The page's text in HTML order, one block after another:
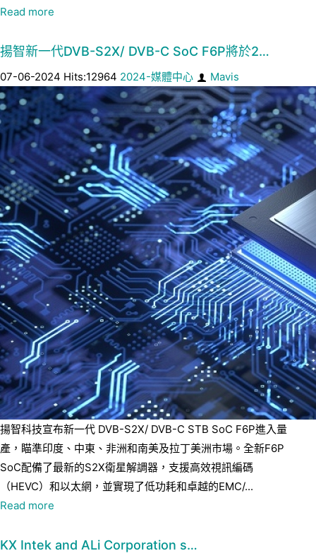
Read more
揚智新一代DVB-S2X/ DVB-C SoC F6P將於2…
07-06-2024 Hits:12964 2024-媒體中心 Mavis
揚智科技宣布新一代 DVB-S2X/ DVB-C STB SoC F6P進入量
產，瞄準印度、中東、非洲和南美及拉丁美洲市場。全新F6P
SoC配備了最新的S2X衛星解調器，支援高效視訊編碼
（HEVC）和以太網，並實現了低功耗和卓越的EMC/...
Read more
KX Intek and ALi Corporation s…